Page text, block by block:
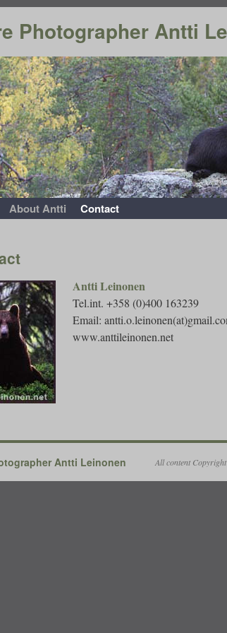
Photographer Antti
About Antti Contact
Antti Leinonen
Tel.int. +358 (0)400 163239
Email:
www.anttileinonen.net
Antti Leinonen All content